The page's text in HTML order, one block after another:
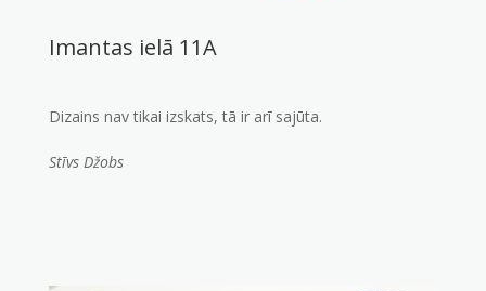
Imantas ielā 11A
Dizains nav tikai izskats, tā ir arī sajūta.
Stīvs Džobs